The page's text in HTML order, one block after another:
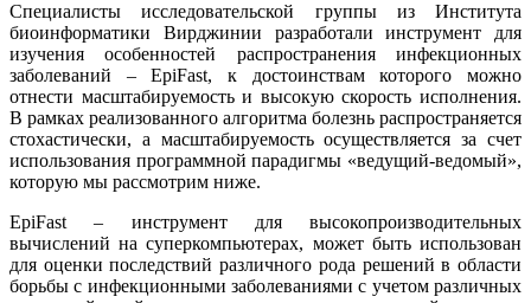
Специалисты исследовательской группы из Института
биоинформатики Вирджинии разработали инструмент для
изучения особенностей распространения инфекционных
заболеваний – EpiFast, к достоинствам которого можно
отнести масштабируемость и высокую скорость исполнения.
В рамках реализованного алгоритма болезнь распространяется
стохастически, а масштабируемость осуществляется за счет
использования программной парадигмы «ведущий-ведомый»,
которую мы рассмотрим ниже.
EpiFast – инструмент для высокопроизводительных
вычислений на суперкомпьютерах, может быть использован
для оценки последствий различного рода решений в области
борьбы с инфекционными заболеваниями с учетом различных